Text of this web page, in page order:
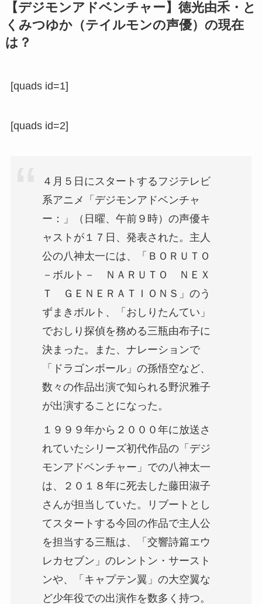
【デジモンアドベンチャー】徳光由禾・と
くみつゆか（テイルモンの声優）の現在
は？
[quads id=1]
[quads id=2]
４月５日にスタートするフジテレビ
系アニメ「デジモンアドベンチャ
ー：」（日曜、午前９時）の声優キ
ャストが１７日、発表された。主人
公の八神太一には、「ＢＯＲＵＴＯ
－ボルト－ ＮＡＲＵＴＯ ＮＥＸ
Ｔ ＧＥＮＥＲＡＴＩＯＮＳ」のう
ずまきボルト、「おしりたんてい」
でおしり探偵を務める三瓶由布子に
決まった。また、ナレーションで
「ドラゴンボール」の孫悟空など、
数々の作品出演で知られる野沢雅子
が出演することになった。
１９９９年から２０００年に放送さ
れていたシリーズ初代作品の「デジ
モンアドベンチャー」での八神太一
は、２０１８年に死去した藤田淑子
さんが担当していた。リブートとし
てスタートする今回の作品で主人公
を担当する三瓶は、「交響詩篇エウ
レカセブン」のレントン・サースト
ンや、「キャプテン翼」の大空翼な
ど少年役での出演作を数多く持つ。